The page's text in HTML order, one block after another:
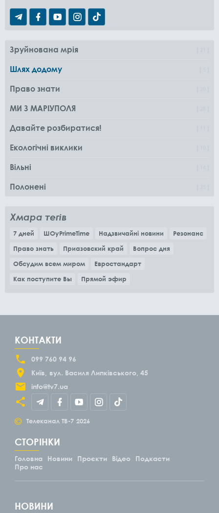
Зруйнована мрія
Шлях додому
Право знати
МИ З МАРІУПОЛЯ
Давайте розбиратися!
Екологічні виклики
Вільні
Полонені
Хмара тегів
7 дней ШОуPrimeTime Надзвичайні новини
Резонанс
Право знать
Приазовский край
Вопрос дня
Обсудим всем миром
Евростандарт
Как поступите Вы
Прямой эфир
КОНТАКТИ
099 760 94 96
Київ
вул. Василя Липківського, 45
info@tv7.ua
© Телеканал ТВ-7 2026
СТОРІНКИ
Головна Новини Проєкти Відео
Подкасти
Про нас
НОВИНИ